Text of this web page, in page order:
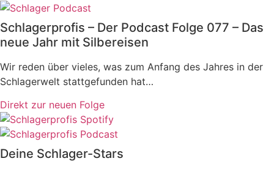
Schlagerprofis – Der Podcast Folge 077 – Das
neue Jahr mit Silbereisen
Wir reden über vieles, was zum Anfang des Jahres in der
Schlagerwelt stattgefunden hat…
Direkt zur neuen Folge
Deine Schlager-Stars